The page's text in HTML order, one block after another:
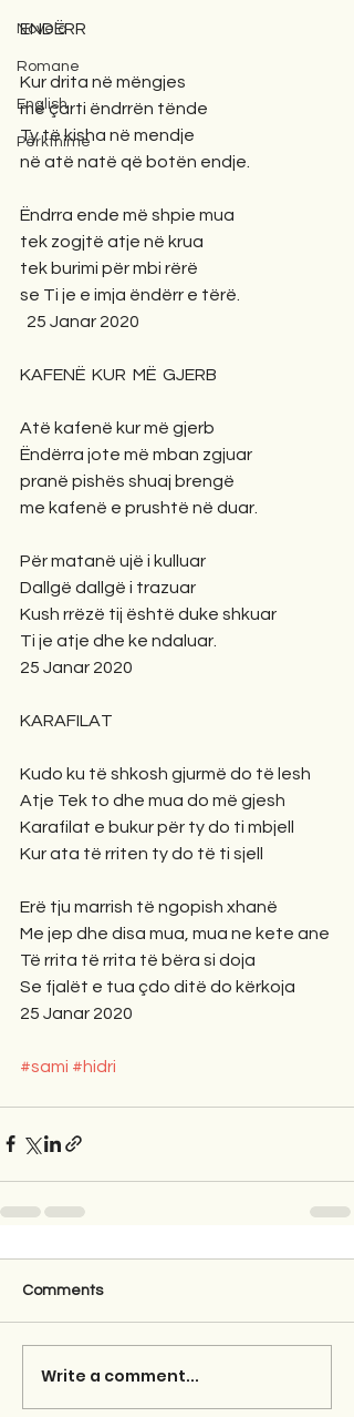
Novela
Romane
English
Përkthime
ENDËRR
Kur drita në mëngjes
më çarti ëndrrën tënde
Ty të kisha në mendje
në atë natë që botën endje.
Ëndrra ende më shpie mua
tek zogjtë atje në krua
tek burimi për mbi rërë
se Ti je e imja ëndërr e tërë.
  25 Janar 2020
KAFENË  KUR  MË  GJERB
Atë kafenë kur më gjerb
Ëndërra jote më mban zgjuar
pranë pishës shuaj brengë
me kafenë e prushtë në duar.
Për matanë ujë i kulluar
Dallgë dallgë i trazuar
Kush rrëzë tij është duke shkuar
Ti je atje dhe ke ndaluar.
25 Janar 2020
KARAFILAT
Kudo ku të shkosh gjurmë do të lesh
Atje Tek to dhe mua do më gjesh
Karafilat e bukur për ty do ti mbjell
Kur ata të rriten ty do të ti sjell
Erë tju marrish të ngopish xhanë
Me jep dhe disa mua, mua ne kete ane
Të rrita të rrita të bëra si doja
Se fjalët e tua çdo ditë do kërkoja
25 Janar 2020
#sami #hidri
Comments
Write a comment...